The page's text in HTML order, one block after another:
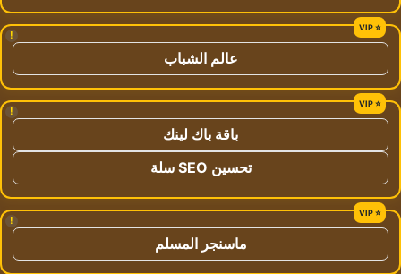
!
عالم الشباب
!
باقة باك لينك
تحسين SEO سلة
!
ماسنجر المسلم